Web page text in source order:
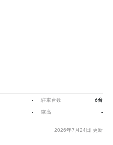
- 駐車台数 6台
- 車高 -
2026年7月24日 更新